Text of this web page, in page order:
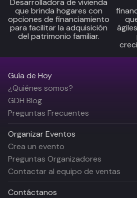
Desarrolladora de vivienda
que brinda hogares con
opciones de financiamiento
para facilitar la adquisición
del patrimonio familiar.
Guía de Hoy
¿Quiénes somos?
GDH Blog
Preguntas Frecuentes
Organizar Eventos
Crea un evento
Preguntas Organizadores
Contactar al equipo de ventas
Contáctanos